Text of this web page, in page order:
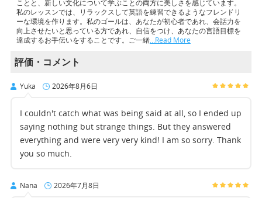
ことと、新しい文化について学ぶことの両方に美しさを感じています。
私のレッスンでは、リラックスして英語を練習できるようなフレンドリ
ーな環境を作ります。私のゴールは、あなたが初心者であれ、会話力を
向上させたいと思っている方であれ、自信をつけ、あなたの言語目標を
達成するお手伝いをすることです。ご一緒…Read More
評価・コメント
Yuka 2026年8月6日
I couldn't catch what was being said at all, so I ended up
saying nothing but strange things. But they answered
everything and were very very kind! I am so sorry. Thank
you so much.
Nana 2026年7月8日